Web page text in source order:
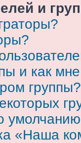
и
и как
группы?
«Наша